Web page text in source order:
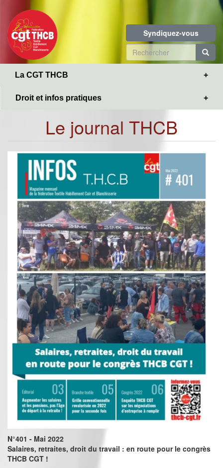
contenu
principal
Syndiquez-vous
Formulaire
de
La CGT THCB
Droit et infos pratiques
Le journal THCB
N°401 - Mai 2022
Salaires, retraites, droit du travail : en route pour le congrès
THCB CGT !